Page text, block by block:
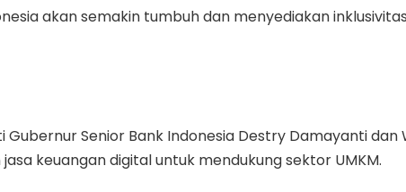
akan semakin tumbuh dan menyediakan
Gubernur Senior Bank Indonesia Destry Damayanti dan
keuangan digital untuk mendukung sektor UMKM.